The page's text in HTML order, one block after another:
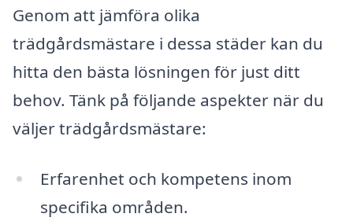
Genom att jämföra olika
trädgårdsmästare i dessa städer kan du
hitta den bästa lösningen för just ditt
behov. Tänk på följande aspekter när du
väljer trädgårdsmästare:
Erfarenhet och kompetens inom
specifika områden.